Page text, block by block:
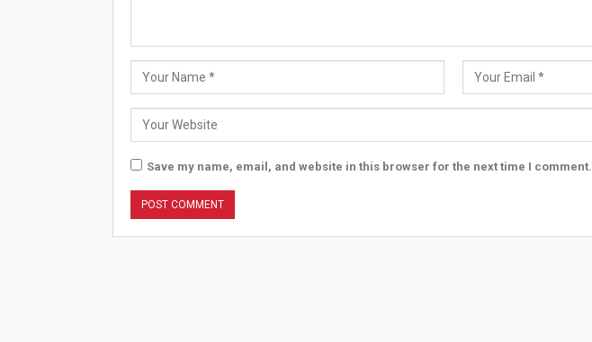
Save my name, email, and website in this browser for the next time I comment.